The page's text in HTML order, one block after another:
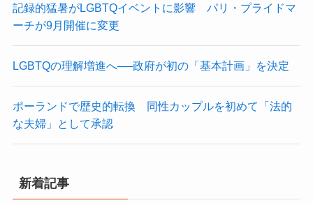
記録的猛暑がLGBTQイベントに影響 パリ・プライドマ
ーチが9月開催に変更
LGBTQの理解増進へ──政府が初の「基本計画」を決定
ポーランドで歴史的転換 同性カップルを初めて「法的
な夫婦」として承認
新着記事